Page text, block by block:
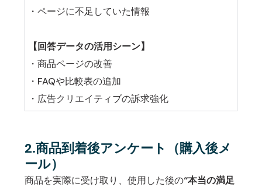
・ページに不足していた情報
【回答データの活用シーン】
・商品ページの改善
・FAQや比較表の追加
・広告クリエイティブの訴求強化
2.商品到着後アンケート（購入後メ
ール）
商品を実際に受け取り、使用した後の“本当の満足